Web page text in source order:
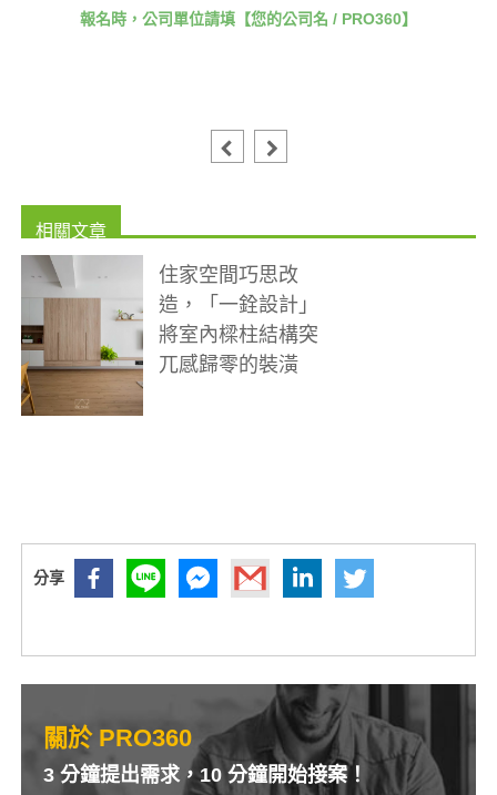
報名時，公司單位請填【您的公司名 / PRO360】
住家空間巧思改
造，「一銓設計」
將室內樑柱結構突
兀感歸零的裝潢
關於 PRO360
3 分鐘提出需求，10 分鐘開始接案！